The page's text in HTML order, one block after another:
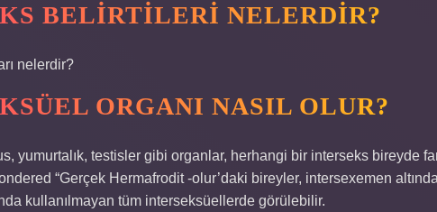
BELIRTILERI NELERDIR?
nelerdir?
ORGANI NASIL OLUR?
yumurtalık, testisler gibi organlar, herhangi bir interseks bireyde
“Gerçek Hermafrodit -olur’daki bireyler, intersexemen
kullanılmayan tüm interseksüellerde görülebilir.